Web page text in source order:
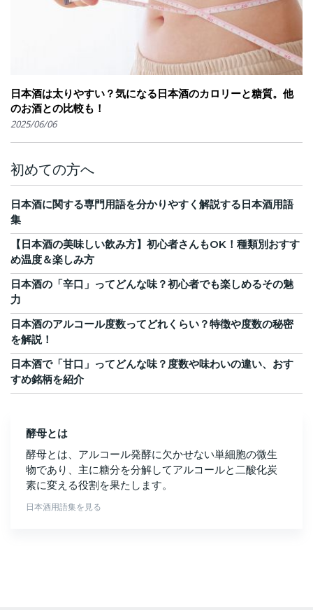
日本酒は太りやすい？気になる日本酒のカロリーと糖質。他
のお酒との比較も！
2025/06/06
初めての方へ
日本酒に関する専門用語を分かりやすく解説する日本酒用語
集
【日本酒の美味しい飲み方】初心者さんもOK！種類別おすす
め温度＆楽しみ方
日本酒の「辛口」ってどんな味？初心者でも楽しめるその魅
力
日本酒のアルコール度数ってどれくらい？特徴や度数の秘密
を解説！
日本酒で「甘口」ってどんな味？度数や味わいの違い、おす
すめ銘柄を紹介
酵母とは
酵母とは、アルコール発酵に欠かせない単細胞の微生
物であり、主に糖分を分解してアルコールと二酸化炭
素に変える役割を果たします。
日本酒用語集を見る